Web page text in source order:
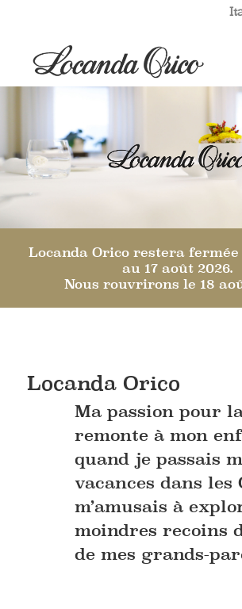
Locanda Orico restera
au 17 août 2026.
Nous rouvrirons le 18
Locanda Orico
Ma passion pour
remonte à mon
quand je passais
vacances dans les
m’amusais à
moindres recoins
de mes grands-